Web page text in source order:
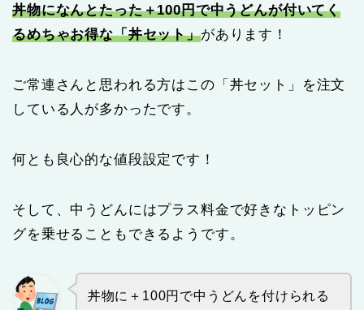
丼物になんとたった＋100円で中うどんが付いてく
るめちゃお得な「丼セット」があります！
ご常連さんと思われる方はこの「丼セット」を注文
している人が多かったです。
何とも良心的な値段設定です！
そして、中うどんにはプラス料金で好きなトッピン
グを乗せることもできるようです。
丼物に＋100円で中うどんを付けられる